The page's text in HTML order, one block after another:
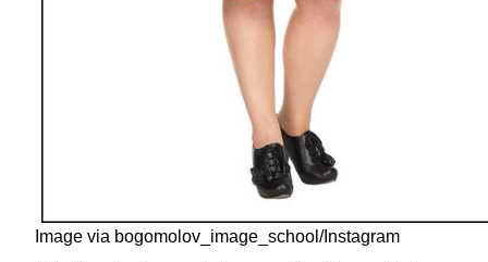
Image via bogomolov_image_school/Instagram